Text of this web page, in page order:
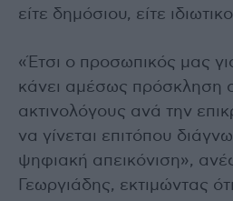
είτε δημόσιου, είτε
«Έτσι ο προσωπικός μας
κάνει αμέσως πρόσκληση
ακτινολόγους ανά την
να γίνεται επιτόπου
ψηφιακή απεικόνιση»,
Γεωργιάδης, εκτιμώντας